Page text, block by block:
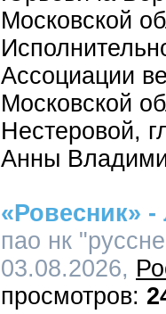
Московской
Ассоциации
Московской
Нестеровой,
Анны
«Ровесник» -
пао нк
03.08.2026,